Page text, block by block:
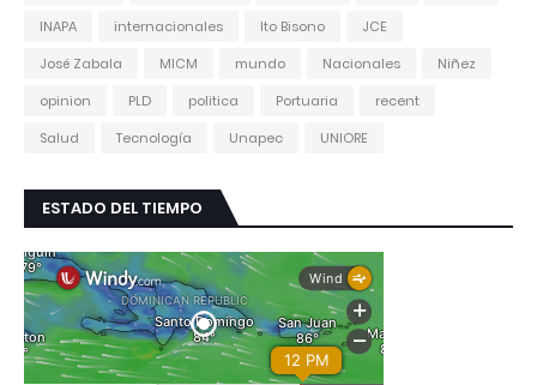
INAPA
internacionales Ito Bisono
JCE
José Zabala
MICM mundo Nacionales
Niñez
opinion
PLD politica Portuaria
recent
Salud
Tecnología Unapec UNIORE
ESTADO DEL TIEMPO